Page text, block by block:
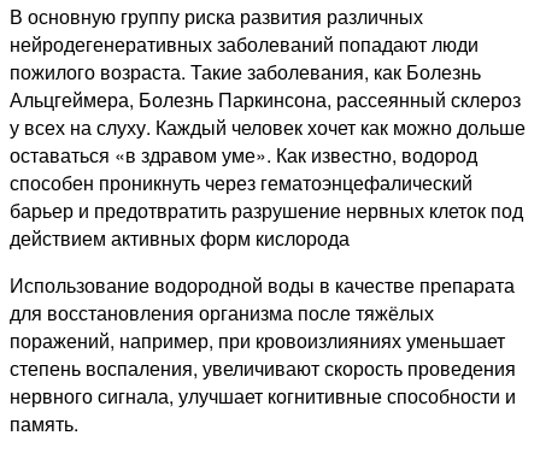
В основную группу риска развития различных
нейродегенеративных заболеваний попадают люди
пожилого возраста. Такие заболевания, как Болезнь
Альцгеймера, Болезнь Паркинсона, рассеянный склероз
у всех на слуху. Каждый человек хочет как можно дольше
оставаться «в здравом уме». Как известно, водород
способен проникнуть через гематоэнцефалический
барьер и предотвратить разрушение нервных клеток под
действием активных форм кислорода
Использование водородной воды в качестве препарата
для восстановления организма после тяжёлых
поражений, например, при кровоизлияниях уменьшает
степень воспаления, увеличивают скорость проведения
нервного сигнала, улучшает когнитивные способности и
память.